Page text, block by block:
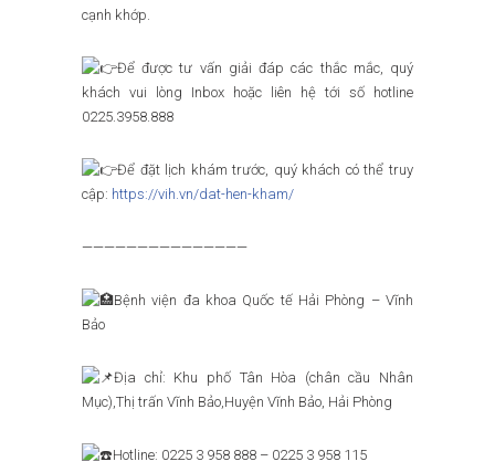
cạnh khớp.
Để được tư vấn giải đáp các thắc mắc, quý
khách vui lòng Inbox hoặc liên hệ tới số hotline
0225.3958.888
Để đặt lịch khám trước, quý khách có thể truy
cập: https://vih.vn/dat-hen-kham/
———————————————
Bệnh viện đa khoa Quốc tế Hải Phòng – Vĩnh
Bảo
Địa chỉ: Khu phố Tân Hòa (chân cầu Nhân
Mục),Thị trấn Vĩnh Bảo,Huyện Vĩnh Bảo, Hải Phòng
Hotline: 0225 3 958 888 – 0225 3 958 115